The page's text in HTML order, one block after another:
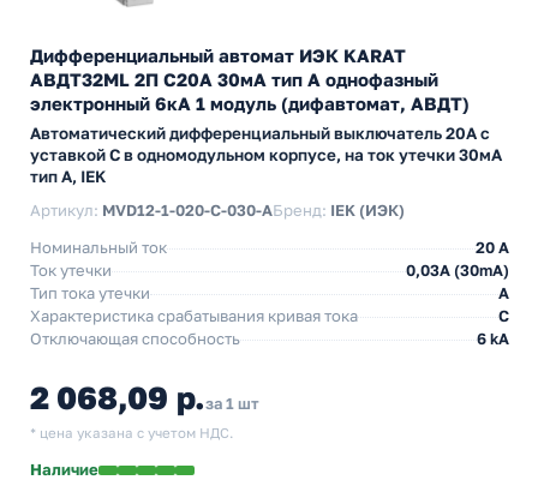
Дифференциальный автомат ИЭК KARAT
АВДТ32МL 2П С20А 30мА тип А однофазный
электронный 6кА 1 модуль (дифавтомат, АВДТ)
Автоматический дифференциальный выключатель 20А с
уставкой C в одномодульном корпусе, на ток утечки 30мА
тип А, IEK
Артикул: MVD12-1-020-C-030-AБренд: IEK (ИЭК)
Номинальный ток
20 А
Ток утечки
0,03A (30mA)
Тип тока утечки
A
Характеристика срабатывания кривая тока
C
Отключающая способность
6 kA
2 068,09 р.за 1 шт
* цена указана с учетом НДС.
Наличие